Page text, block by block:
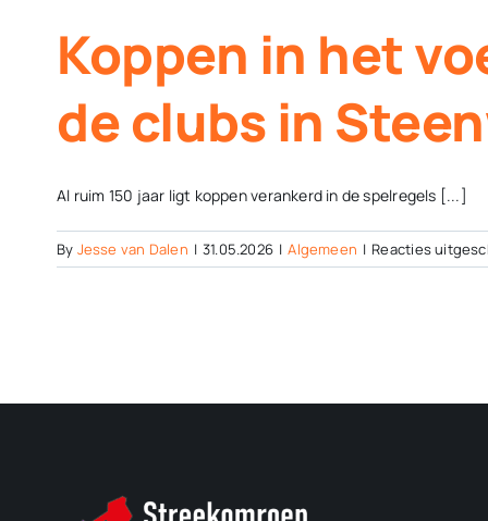
Koppen in het
de clubs in
Al ruim 150 jaar ligt koppen verankerd in de spelregels [...]
By Jesse van Dalen | 31.05.2026 | Algemeen | Reacties